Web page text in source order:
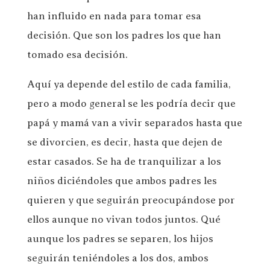
han influido en nada para tomar esa
decisión. Que son los padres los que han
tomado esa decisión.
Aquí ya depende del estilo de cada familia,
pero a modo general se les podría decir que
papá y mamá van a vivir separados hasta que
se divorcien, es decir, hasta que dejen de
estar casados. Se ha de tranquilizar a los
niños diciéndoles que ambos padres les
quieren y que seguirán preocupándose por
ellos aunque no vivan todos juntos. Qué
aunque los padres se separen, los hijos
seguirán teniéndoles a los dos, ambos